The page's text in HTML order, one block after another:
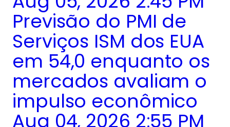
Previsão do PMI de
Serviços ISM dos EUA
em 54,0 enquanto os
mercados avaliam o
impulso econômico
Aug 04, 2026 2:55 PM